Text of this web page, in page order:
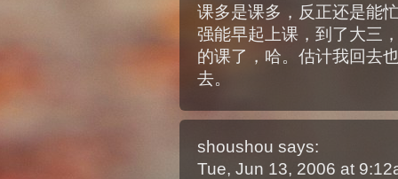
课多是课多，反正还是能
强能早起上课，到了大三
的课了，哈。估计我回去
去。
shoushou says:
Tue, Jun 13, 2006 at